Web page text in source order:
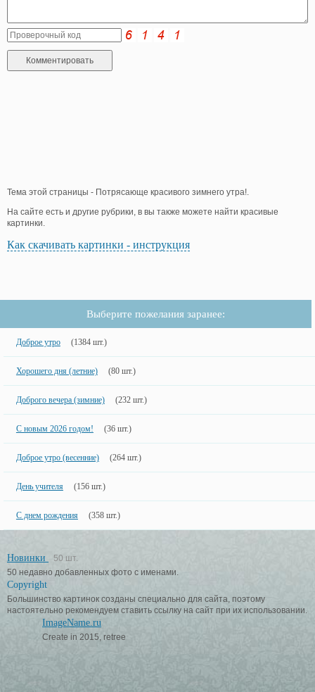
Тема этой страницы - Потрясающе красивого зимнего утра!.
На сайте есть и другие рубрики, в вы также можете найти красивые
картинки.
Как скачивать картинки - инструкция
Выберите пожелания заранее:
Доброе утро (1384 шт.)
Хорошего дня (летние) (80 шт.)
Доброго вечера (зимние) (232 шт.)
С новым 2026 годом! (36 шт.)
Доброе утро (весенние) (264 шт.)
День учителя (156 шт.)
С днем рождения (358 шт.)
Новинки
50 шт.
50 недавно добавленных фото с именами.
Copyright
Большинство картинок созданы специально для сайта, поэтому
настоятельно рекомендуем ставить ссылку на сайт при их использовании.
ImageName.ru
Create in 2015, retree